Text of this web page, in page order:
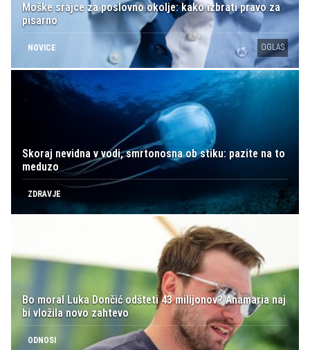
Moške srajce za poslovno okolje: kako izbrati pravo za
pisarno
NOVICE OGLAS
Skoraj nevidna v vodi, smrtonosna ob stiku: pazite na to
meduzo
ZDRAVJE
Bo moral Luka Dončić odšteti 43 milijonov? Anamaria naj
bi vložila novo zahtevo
ODNOSI